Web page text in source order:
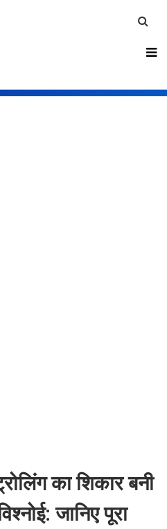
का शिकार बनी
जानिए पूरा